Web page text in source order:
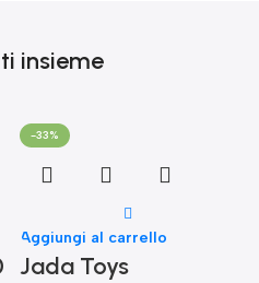
insieme
-33%
Aggiungi al carrello
Jada Toys